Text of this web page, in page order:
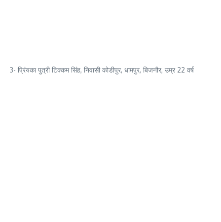
3- प्रिंयका पुत्री टिक्कम सिंह, निवासी कोडीपुर, धामपुर, बिजनौर, उम्र 22 वर्ष